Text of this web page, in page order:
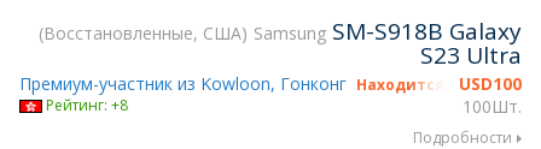
Восстановленные, США Samsung SM-S918B Galaxy
S23 Ultra
USD100
100Шт.
Премиум-участник из Kowloon, Гонконг Находится на gsmX
Рейтинг: +8
Подробности